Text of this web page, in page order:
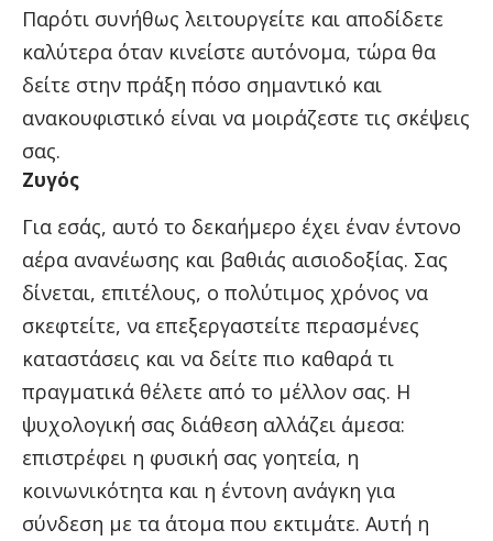
Παρότι συνήθως λειτουργείτε και αποδίδετε
καλύτερα όταν κινείστε αυτόνομα, τώρα θα
δείτε στην πράξη πόσο σημαντικό και
ανακουφιστικό είναι να μοιράζεστε τις σκέψεις
σας.
Ζυγός
Για εσάς, αυτό το δεκαήμερο έχει έναν έντονο
αέρα ανανέωσης και βαθιάς αισιοδοξίας. Σας
δίνεται, επιτέλους, ο πολύτιμος χρόνος να
σκεφτείτε, να επεξεργαστείτε περασμένες
καταστάσεις και να δείτε πιο καθαρά τι
πραγματικά θέλετε από το μέλλον σας. Η
ψυχολογική σας διάθεση αλλάζει άμεσα:
επιστρέφει η φυσική σας γοητεία, η
κοινωνικότητα και η έντονη ανάγκη για
σύνδεση με τα άτομα που εκτιμάτε. Αυτή η